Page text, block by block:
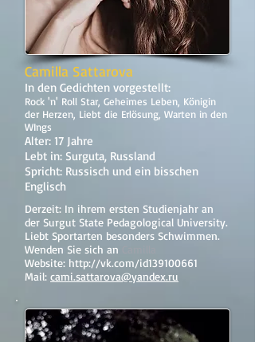
Camilla Sattarova
In den Gedichten vorgestellt:
Rock 'n' Roll Star, Geheimes Leben, Königin
der Herzen, Liebt die Erlösung, Warten in den
WIngs
Alter: 17 Jahre
Lebt in: Surguta, Russland
Spricht: Russisch und ein bisschen
Englisch
Derzeit: In ihrem ersten Studienjahr an
der Surgut State Pedagological University.
Liebt Sportarten besonders Schwimmen.
Wenden Sie sich an
Website: http://vk.com/id139100661
Mail: cami.sattarova@yandex.ru